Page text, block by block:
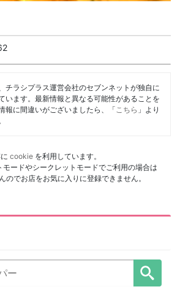
チラシプラス運営会社のセブンネットが独自に
います。最新情報と異なる可能性があることを
報に間違いがございましたら、「 こちら 」より
cookie を利用しています。
モードやシークレットモードでご利用の場合は
のでお店をお気に入りに登録できません。